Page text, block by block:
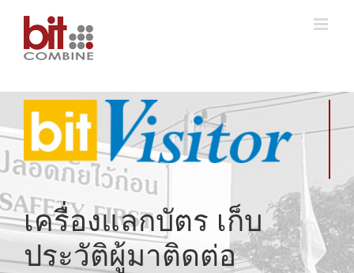
content
เครื่องแลกบัตร เก็บ
ประวัติผู้มาติดต่อ